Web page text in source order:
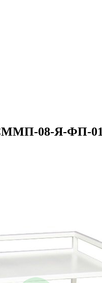
08-Я-ФП-